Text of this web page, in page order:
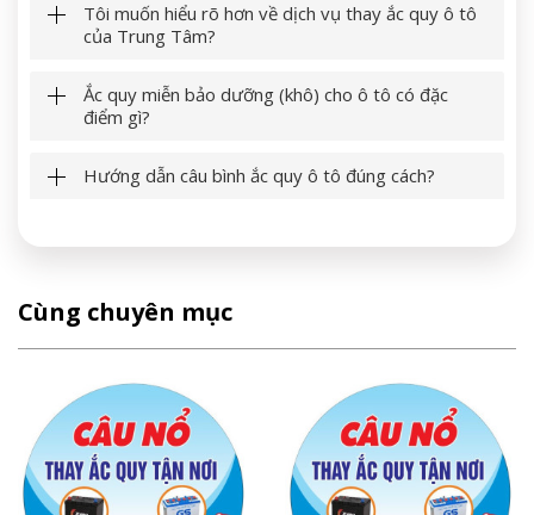
Tôi muốn hiểu rõ hơn về dịch vụ thay ắc quy ô tô
của Trung Tâm?
Ắc quy miễn bảo dưỡng (khô) cho ô tô có đặc
điểm gì?
Hướng dẫn câu bình ắc quy ô tô đúng cách?
Cùng chuyên mục